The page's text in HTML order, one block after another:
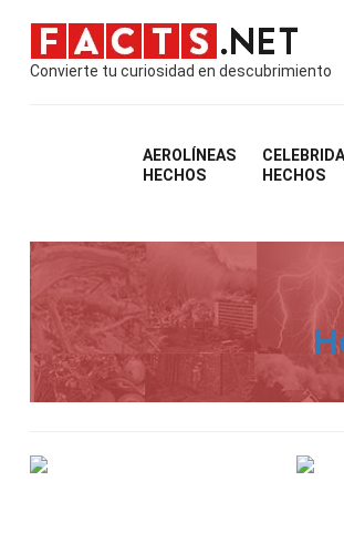
Convierte tu curiosidad en descubrimiento
AEROLÍNEAS
HECHOS
HECHOS